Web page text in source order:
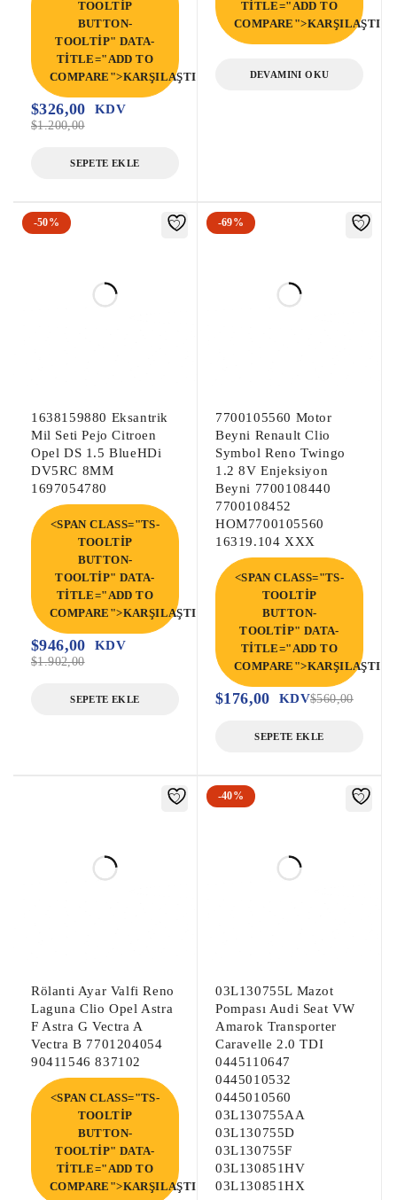
TOOLTIP
BUTTON-
TOOLTIP" DATA-
TITLE="ADD TO
COMPARE">KARŞILAŞTIR</SPAN>
$1.200,00
$326,00 KDV
SEPETE EKLE
TITLE="ADD TO
DEVAMINI OKU
-50%
1638159880 Eksantrik
Mil Seti Pejo Citroen
Opel DS 1.5 BlueHDi
DV5RC 8MM
1697054780
<SPAN CLASS="TS-
TOOLTIP
BUTTON-
TOOLTIP" DATA-
TITLE="ADD TO
COMPARE">KARŞILAŞTIR</SPAN>
$1.902,00
$946,00 KDV
SEPETE EKLE
-69%
7700105560 Motor
Beyni Renault Clio
Symbol Reno Twingo
1.2 8V Enjeksiyon
Beyni 7700108440
7700108452
HOM7700105560
16319.104 XXX
<SPAN CLASS="TS-
TOOLTIP
BUTTON-
TOOLTIP" DATA-
TITLE="ADD TO
$560,00
$176,00 KDV
SEPETE EKLE
Rölanti Ayar Valfi Reno
Laguna Clio Opel Astra
F Astra G Vectra A
Vectra B 7701204054
90411546 837102
<SPAN CLASS="TS-
TOOLTIP
BUTTON-
TOOLTIP" DATA-
TITLE="ADD TO
COMPARE">KARŞILAŞTIR</SPAN>
-40%
03L130755L Mazot
Pompası Audi Seat VW
Amarok Transporter
Caravelle 2.0 TDI
0445110647
0445010532
0445010560
03L130755AA
03L130755D
03L130755F
03L130851HV
03L130851HX